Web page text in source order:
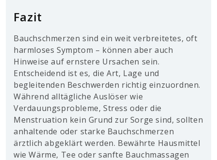
Fazit
Bauchschmerzen sind ein weit verbreitetes, oft
harmloses Symptom – können aber auch
Hinweise auf ernstere Ursachen sein.
Entscheidend ist es, die Art, Lage und
begleitenden Beschwerden richtig einzuordnen.
Während alltägliche Auslöser wie
Verdauungsprobleme, Stress oder die
Menstruation kein Grund zur Sorge sind, sollten
anhaltende oder starke Bauchschmerzen
ärztlich abgeklärt werden. Bewährte Hausmittel
wie Wärme, Tee oder sanfte Bauchmassagen